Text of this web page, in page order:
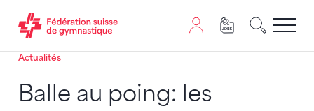
Passer au contenu
Naviguer vers le plan du siten
JavaScript est nécessaire pour naviguer sur ce site.
Actualités
Balle au poing: les